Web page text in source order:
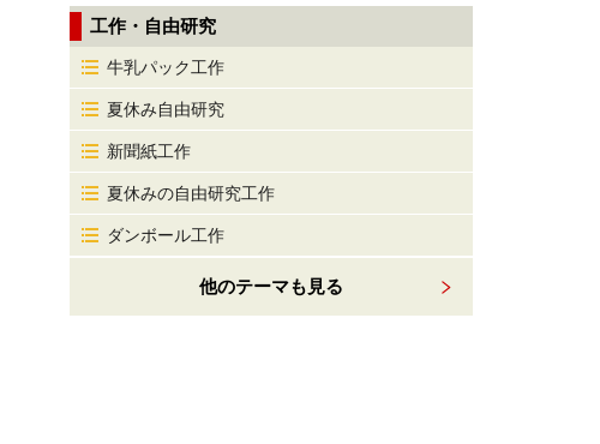
工作・自由研究
牛乳パック工作
夏休み自由研究
新聞紙工作
夏休みの自由研究工作
ダンボール工作
他のテーマも見る